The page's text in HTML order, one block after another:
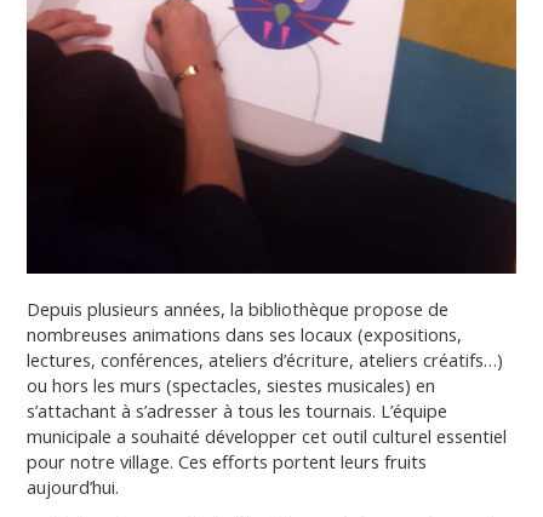
Depuis plusieurs années, la bibliothèque propose de
nombreuses animations dans ses locaux (expositions,
lectures, conférences, ateliers d’écriture, ateliers créatifs…)
ou hors les murs (spectacles, siestes musicales) en
s’attachant à s’adresser à tous les tournais. L’équipe
municipale a souhaité développer cet outil culturel essentiel
pour notre village. Ces efforts portent leurs fruits
aujourd’hui.